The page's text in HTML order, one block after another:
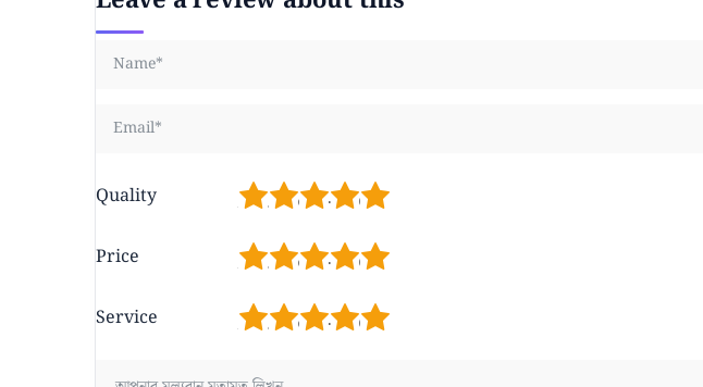
Quality 5
4
3
2
Price 5
4
3
2
Service 5
4
3
2